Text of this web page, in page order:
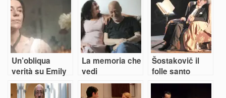
Un’obliqua
verità su Emily
Dickinson
La memoria che
vedi
Šostakovič il
folle santo